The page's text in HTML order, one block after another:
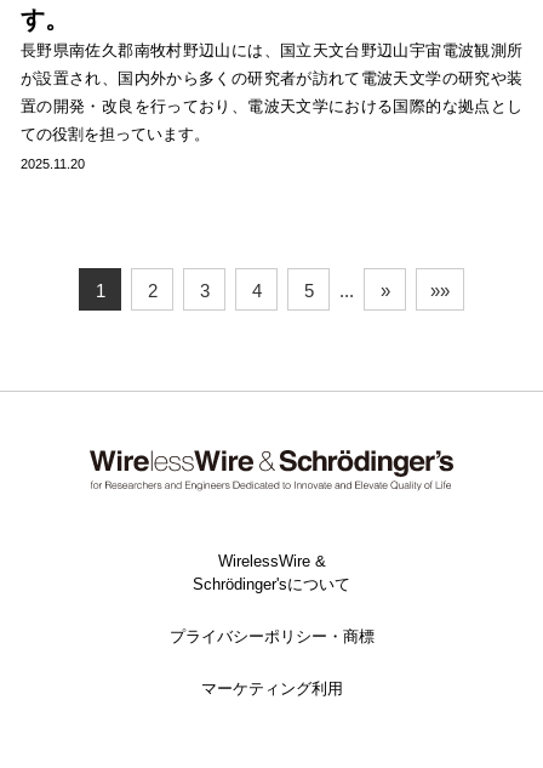
す。
長野県南佐久郡南牧村野辺山には、国立天文台野辺山宇宙電波観測所
が設置され、国内外から多くの研究者が訪れて電波天文学の研究や装
置の開発・改良を行っており、電波天文学における国際的な拠点とし
ての役割を担っています。
2025.11.20
1 2 3 4 5 ... » »»
WirelessWire &
Schrödinger'sについて
プライバシーポリシー・商標
マーケティング利用